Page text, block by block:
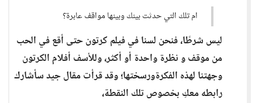
ام تلك التي حدثت بينك وبينها مواقف عابرة؟
ليس شرطًا، فنحن لسنا في فيلم كرتون حتى أقع في الحب
من موقف و نظرة واحدة أو أكثر، وللأسف أفلام الكرتون
وجهتنا لهذه الفكرةورسختها؛ وقد قرأت مقال جيد سأشارك
رابطه معكِ بخصوص تلك النقطة،